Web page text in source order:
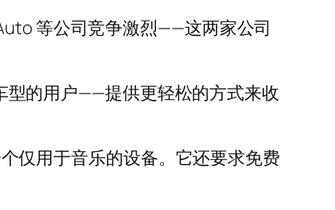
等公司竞争激烈——这两家公司
型的用户——提供更轻松的方式来收
仅用于音乐的设备。它还要求免费